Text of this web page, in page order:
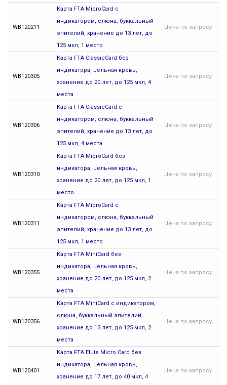
WB120211
Карта FTA MicroCard с
индикатором, слюна, буккальный
эпителий, хранение до 13 лет, до
125 мкл, 1 место
Цена по запросу
WB120305
Карта FTA ClassicCard без
индикатора, цельная кровь,
хранение до 20 лет, до 125 мкл, 4
места
Цена по запросу
WB120306
Карта FTA ClassicCard с
индикатором, слюна, буккальный
эпителий, хранение до 13 лет, до
125 мкл, 4 места
Цена по запросу
WB120310
Карта FTA MicroCard без
индикатора, цельная кровь,
хранение до 20 лет, до 125 мкл, 1
место
Цена по запросу
WB120311
Карта FTA MicroCard с
индикатором, слюна, буккальный
эпителий, хранение до 13 лет, до
125 мкл, 1 место
Цена по запросу
WB120355
Карта FTA MiniCard без
индикатора, цельная кровь,
хранение до 20 лет, до 125 мкл, 2
места
Цена по запросу
WB120356
Карта FTA MiniCard с индикатором,
слюна, буккальный эпителий,
хранение до 13 лет, до 125 мкл, 2
места
Цена по запросу
WB120401
Карта FTA Elute Micro Card без
индикатора, цельная кровь,
хранение до 17 лет, до 40 мкл, 4
Цена по запросу